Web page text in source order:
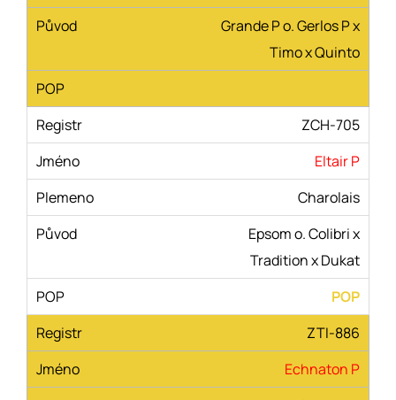
Grande P o. Gerlos P x
Timo x Quinto
ZCH-705
Eltair P
Charolais
Epsom o. Colibri x
Tradition x Dukat
POP
ZTI-886
Echnaton P